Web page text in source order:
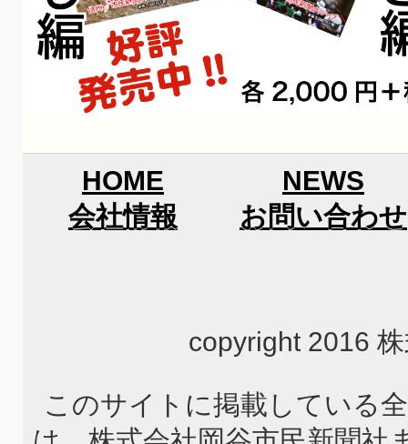
HOME
NEWS
会社情報
お問い合わせ
copyright 2016
このサイトに掲載している